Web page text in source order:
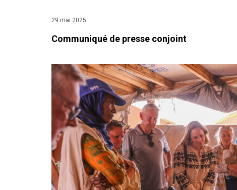
29 mai 2025
Communiqué de presse conjoint